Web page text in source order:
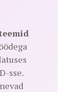
sse.